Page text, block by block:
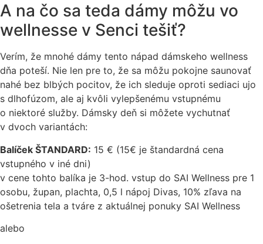
A na čo sa teda dámy môžu vo
wellnesse v Senci tešiť?
Verím, že mnohé dámy tento nápad dámskeho wellness
dňa poteší. Nie len pre to, že sa môžu pokojne saunovať
nahé bez blbých pocitov, že ich sleduje oproti sediaci ujo
s dlhofúzom, ale aj kvôli vylepšenému vstupnému
o niektoré služby. Dámsky deň si môžete vychutnať
v dvoch variantách:
Balíček ŠTANDARD: 15 € (15€ je štandardná cena
vstupného v iné dni)
v cene tohto balíka je 3-hod. vstup do SAI Wellness pre 1
osobu, župan, plachta, 0,5 l nápoj Divas, 10% zľava na
ošetrenia tela a tváre z aktuálnej ponuky SAI Wellness
alebo